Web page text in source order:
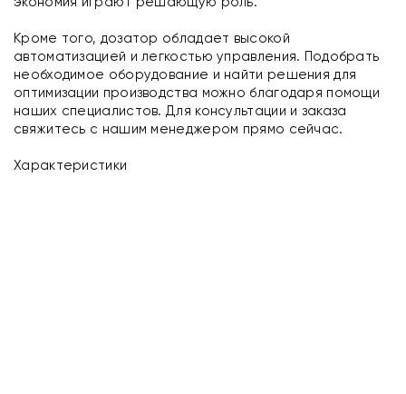
Кроме того, дозатор обладает высокой
автоматизацией и легкостью управления. Подобрать
необходимое оборудование и найти решения для
оптимизации производства можно благодаря помощи
наших специалистов. Для консультации и заказа
свяжитесь с нашим менеджером прямо сейчас.
Характеристики